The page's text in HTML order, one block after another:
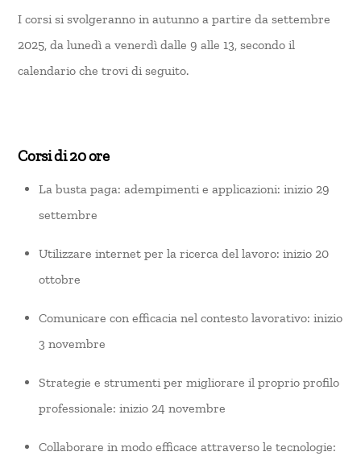
I corsi si svolgeranno in autunno a partire da settembre
2025, da lunedì a venerdì dalle 9 alle 13, secondo il
calendario che trovi di seguito.
Corsi di 20 ore
La busta paga: adempimenti e applicazioni: inizio 29
settembre
Utilizzare internet per la ricerca del lavoro: inizio 20
ottobre
Comunicare con efficacia nel contesto lavorativo: inizio
3 novembre
Strategie e strumenti per migliorare il proprio profilo
professionale: inizio 24 novembre
Collaborare in modo efficace attraverso le tecnologie: